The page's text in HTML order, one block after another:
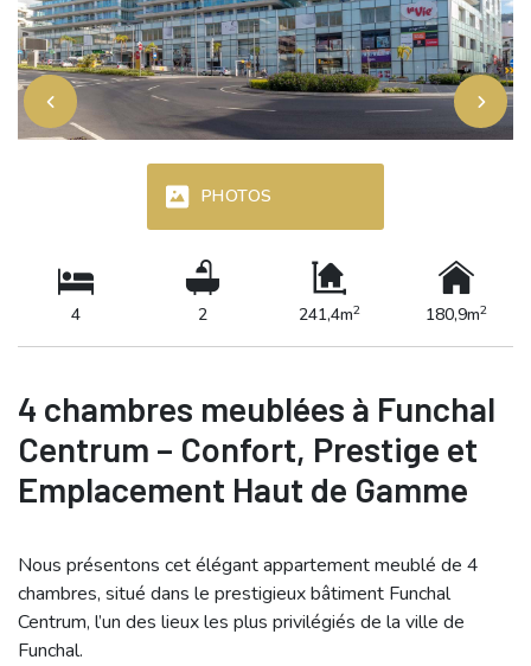
PHOTOS
4 2 241,4m2 180,9m2
4 chambres meublées à Funchal
Centrum – Confort, Prestige et
Emplacement Haut de Gamme
Nous présentons cet élégant appartement meublé de 4
chambres, situé dans le prestigieux bâtiment Funchal
Centrum, l’un des lieux les plus privilégiés de la ville de
Funchal.